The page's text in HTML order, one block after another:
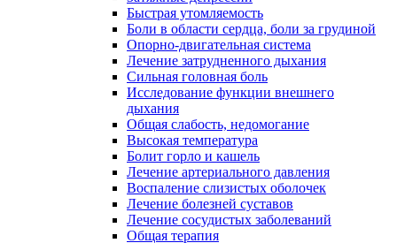
Быстрая утомляемость
Боли в области сердца, боли за грудиной
Опорно-двигательная система
Лечение затрудненного дыхания
Сильная головная боль
Исследование функции внешнего
дыхания
Общая слабость, недомогание
Высокая температура
Болит горло и кашель
Лечение артериального давления
Воспаление слизистых оболочек
Лечение болезней суставов
Лечение сосудистых заболеваний
Общая терапия